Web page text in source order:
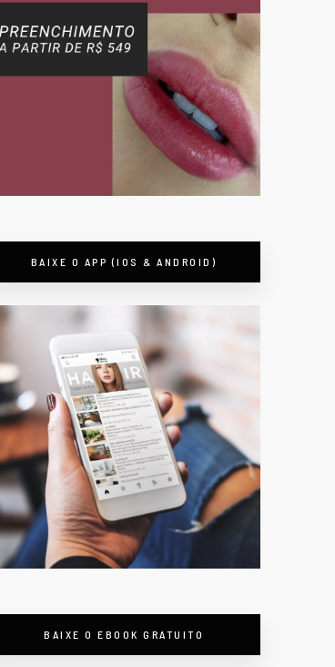
BAIXE O APP (IOS & ANDROID)
BAIXE O EBOOK GRATUITO